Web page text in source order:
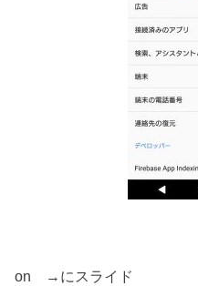
on →にスライド